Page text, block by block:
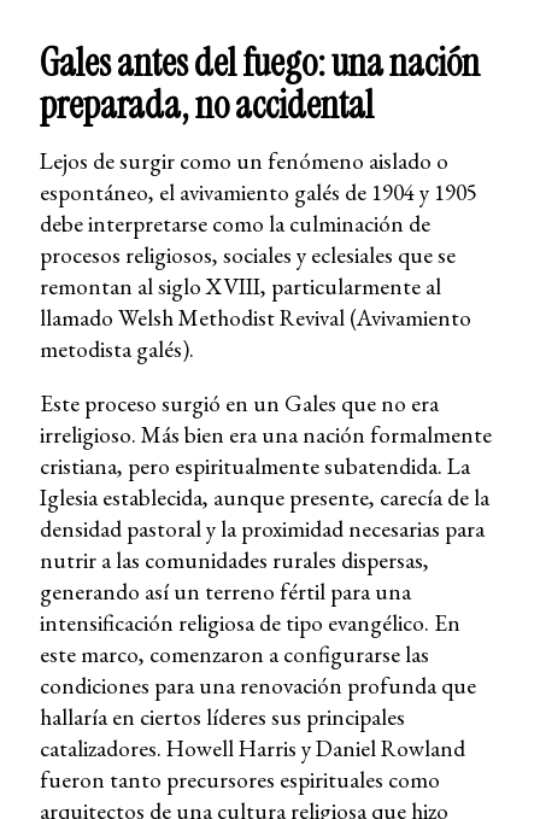
Gales antes del fuego: una nación
preparada, no accidental
Lejos de surgir como un fenómeno aislado o
espontáneo, el avivamiento galés de 1904 y 1905
debe interpretarse como la culminación de
procesos religiosos, sociales y eclesiales que se
remontan al siglo XVIII, particularmente al
llamado Welsh Methodist Revival (Avivamiento
metodista galés).
Este proceso surgió en un Gales que no era
irreligioso. Más bien era una nación formalmente
cristiana, pero espiritualmente subatendida. La
Iglesia establecida, aunque presente, carecía de la
densidad pastoral y la proximidad necesarias para
nutrir a las comunidades rurales dispersas,
generando así un terreno fértil para una
intensificación religiosa de tipo evangélico. En
este marco, comenzaron a configurarse las
condiciones para una renovación profunda que
hallaría en ciertos líderes sus principales
catalizadores. Howell Harris y Daniel Rowland
fueron tanto precursores espirituales como
arquitectos de una cultura religiosa que hizo